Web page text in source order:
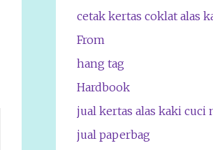
cetak kertas coklat alas
From
hang tag
Hardbook
jual kertas alas kaki cuci
jual paperbag